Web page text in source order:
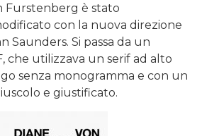
Furstenberg è stato
con la nuova direzione
Saunders. Si passa da un
che utilizzava un serif ad alto
senza monogramma e con un
e giustificato.